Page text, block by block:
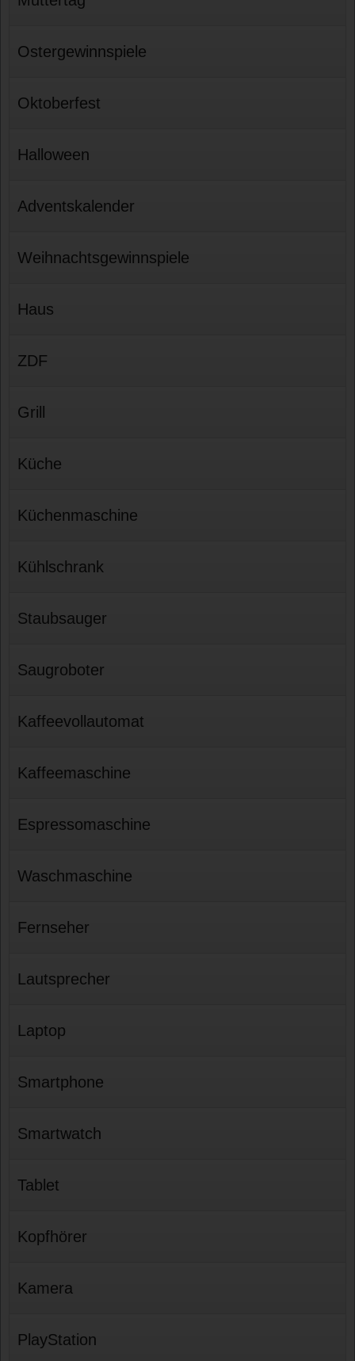
Ostergewinnspiele
Oktoberfest
Halloween
Adventskalender
Weihnachtsgewinnspiele
Haus
ZDF
Grill
Küche
Küchenmaschine
Kühlschrank
Staubsauger
Saugroboter
Kaffeevollautomat
Kaffeemaschine
Espressomaschine
Waschmaschine
Fernseher
Lautsprecher
Laptop
Smartphone
Smartwatch
Tablet
Kopfhörer
Kamera
PlayStation